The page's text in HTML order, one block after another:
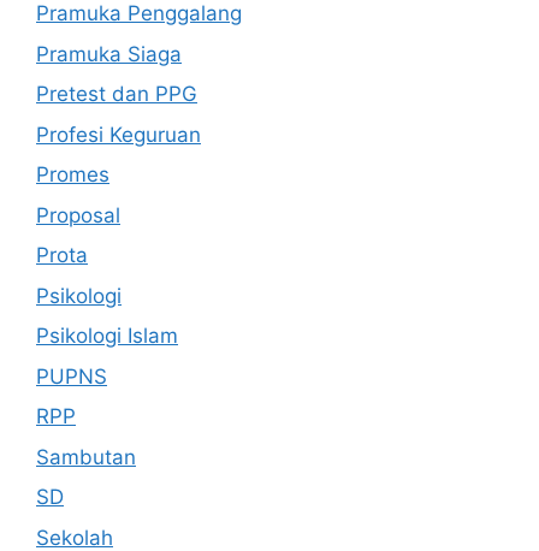
Pramuka Penggalang
Pramuka Siaga
Pretest dan PPG
Profesi Keguruan
Promes
Proposal
Prota
Psikologi
Psikologi Islam
PUPNS
RPP
Sambutan
SD
Sekolah